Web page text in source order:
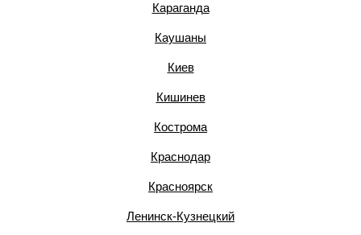
Караганда
Каушаны
Киев
Кишинев
Кострома
Краснодар
Красноярск
Ленинск-Кузнецкий